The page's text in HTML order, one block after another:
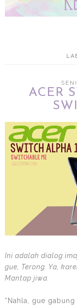
ACER
Ini adalah dialog
gue, Terong. Ya,
Mantap jiwa.
“Nahla, gue